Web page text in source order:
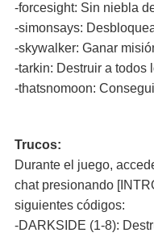
-forcesight: Sin niebla
-simonsays:
-skywalker: Ganar
-tarkin: Destruir a todos
-thatsnomoon:
Trucos:
Durante el juego,
chat presionando
siguientes códigos:
-DARKSIDE (1-8):